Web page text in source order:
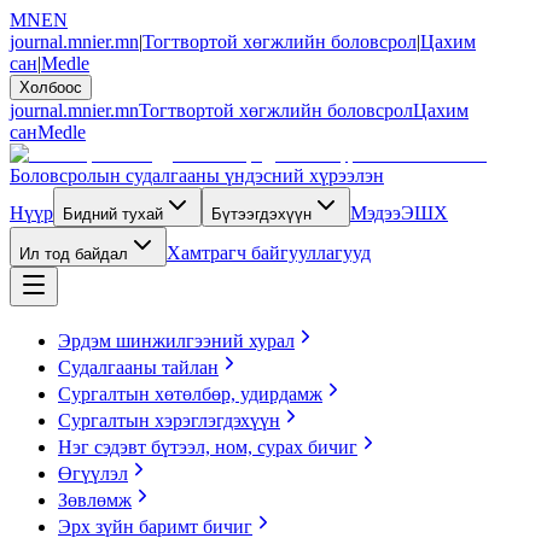
MNEN
journal.mnier.mn|Тогтвортой хөгжлийн боловсрол|Цахим
сан|Medle
Холбоос
journal.mnier.mnТогтвортой хөгжлийн боловсролЦахим
санMedle
Боловсролын судалгааны үндэсний хүрээлэн
Нүүр
Бидний тухай Бүтээгдэхүүн МэдээЭШХ
Ил тод байдал Хамтрагч байгууллагууд
Эрдэм шинжилгээний хурал
Судалгааны тайлан
Сургалтын хөтөлбөр, удирдамж
Сургалтын хэрэглэгдэхүүн
Нэг сэдэвт бүтээл, ном, сурах бичиг
Өгүүлэл
Зөвлөмж
Эрх зүйн баримт бичиг